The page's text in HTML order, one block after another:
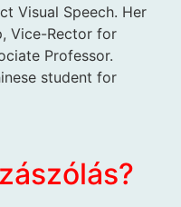
Visual Speech. Her
Vice-Rector for
Professor.
student for